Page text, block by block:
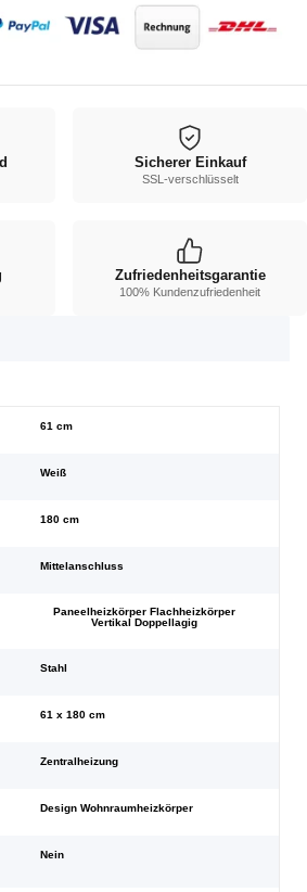
Sicherer Einkauf
SSL-verschlüsselt
Zufriedenheitsgarantie
100% Kundenzufriedenheit
61 cm
Weiß
180 cm
Mittelanschluss
Paneelheizkörper Flachheizkörper
Vertikal Doppellagig
Stahl
61 x 180 cm
Zentralheizung
Design Wohnraumheizkörper
Nein